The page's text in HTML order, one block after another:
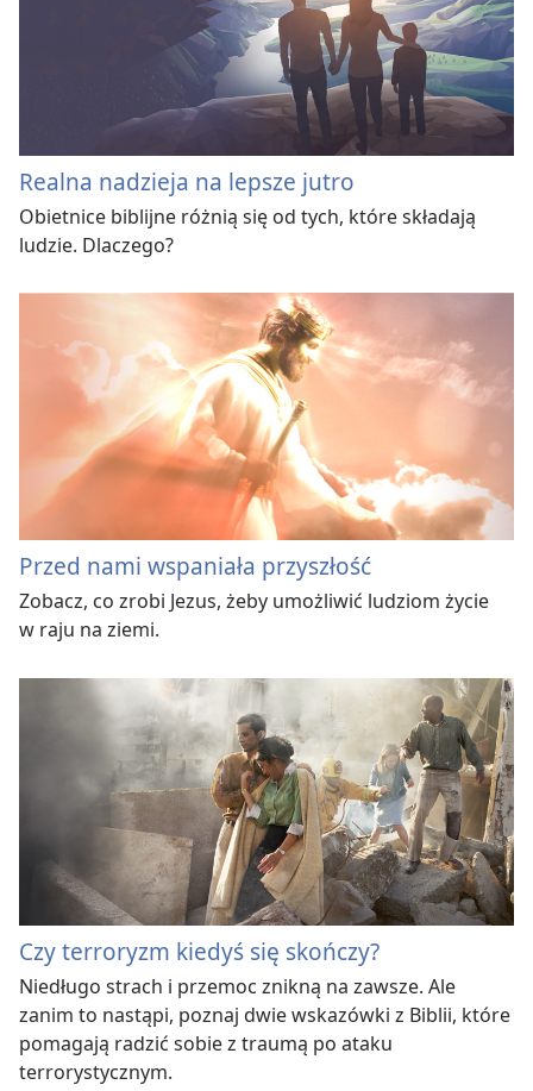
Realna nadzieja na lepsze jutro
Obietnice biblijne różnią się od tych, które składają
ludzie. Dlaczego?
Przed nami wspaniała przyszłość
Zobacz, co zrobi Jezus, żeby umożliwić ludziom życie
w raju na ziemi.
Czy terroryzm kiedyś się skończy?
Niedługo strach i przemoc znikną na zawsze. Ale
zanim to nastąpi, poznaj dwie wskazówki z Biblii, które
pomagają radzić sobie z traumą po ataku
terrorystycznym.